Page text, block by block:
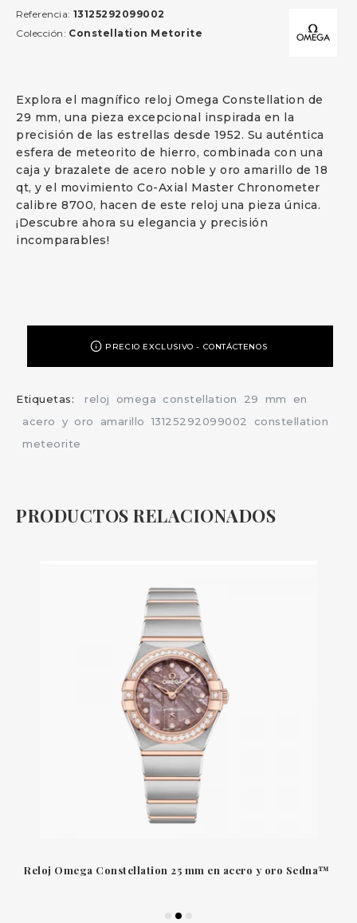
Explora el magnífico reloj Omega Constellation de
29 mm, una pieza excepcional inspirada en la
precisión de las estrellas desde 1952. Su auténtica
esfera de meteorito de hierro, combinada con una
caja y brazalete de acero noble y oro amarillo de 18
qt, y el movimiento Co-Axial Master Chronometer
calibre 8700, hacen de este reloj una pieza única.
¡Descubre ahora su elegancia y precisión
incomparables!
Referencia: 13125292099002
Colección: Constellation Metorite
PRECIO EXCLUSIVO - CONTÁCTENOS
Etiquetas: reloj omega constellation 29 mm
en
acero
y oro amarillo 13125292099002
constellation
meteorite
PRODUCTOS RELACIONADOS
Reloj Omega Constellation 25 mm en acero y oro Sedna™